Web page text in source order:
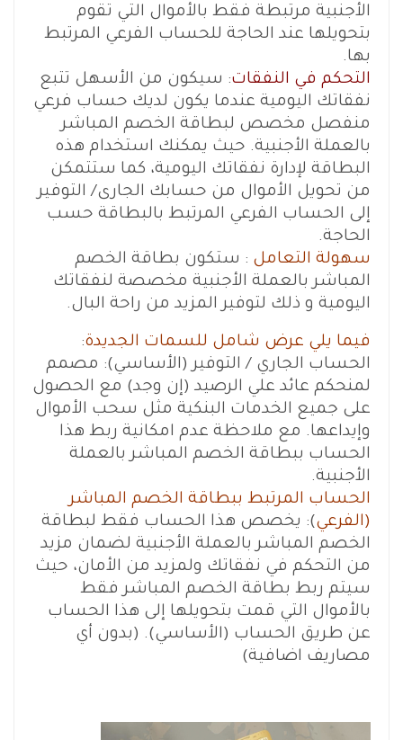
الأجنبية مرتبطة فقط بالأموال التي تقوم
بتحويلها عند الحاجة للحساب الفرعي المرتبط
بها.
التحكم في النفقات: سيكون من الأسهل تتبع
نفقاتك اليومية عندما يكون لديك حساب فرعي
منفصل مخصص لبطاقة الخصم المباشر
بالعملة الأجنبية. حيث يمكنك استخدام هذه
البطاقة لإدارة نفقاتك اليومية، كما ستتمكن
من تحويل الأموال من حسابك الجارى/ التوفير
إلى الحساب الفرعي المرتبط بالبطاقة حسب
الحاجة.
سهولة التعامل : ستكون بطاقة الخصم
المباشر بالعملة الأجنبية مخصصة لنفقاتك
اليومية و ذلك لتوفير المزيد من راحة البال.
فيما يلي عرض شامل للسمات الجديدة:
الحساب الجاري / التوفير (الأساسي): مصمم
لمنحكم عائد علي الرصيد (إن وجد) مع الحصول
على جميع الخدمات البنكية مثل سحب الأموال
وإيداعها. مع ملاحظة عدم امكانية ربط هذا
الحساب ببطاقة الخصم المباشر بالعملة
الأجنبية.
الحساب المرتبط ببطاقة الخصم المباشر
(الفرعي): يخصص هذا الحساب فقط لبطاقة
الخصم المباشر بالعملة الأجنبية لضمان مزيد
من التحكم في نفقاتك ولمزيد من الأمان، حيث
سيتم ربط بطاقة الخصم المباشر فقط
بالأموال التي قمت بتحويلها إلى هذا الحساب
عن طريق الحساب (الأساسي). (بدون أي
مصاريف اضافية)